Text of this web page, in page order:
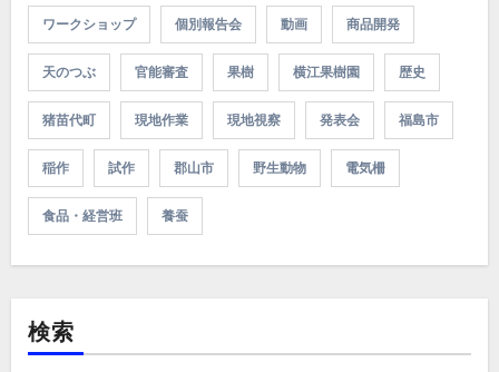
ワークショップ 個別報告会 動画 商品開発
天のつぶ 官能審査 果樹 横江果樹園 歴史
猪苗代町 現地作業 現地視察 発表会 福島市
稲作 試作 郡山市 野生動物 電気柵
食品・経営班 養蚕
検索